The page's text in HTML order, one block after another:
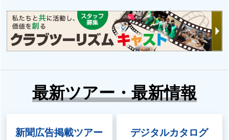
最新ツアー・最新情報
新聞広告掲載ツアー デジタルカタログ